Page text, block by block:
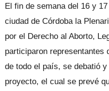
El fin de semana del 16 y
ciudad de Córdoba la
por el Derecho al Aborto,
participaron representantes
de todo el país, se debatió
proyecto, el cual se prevé